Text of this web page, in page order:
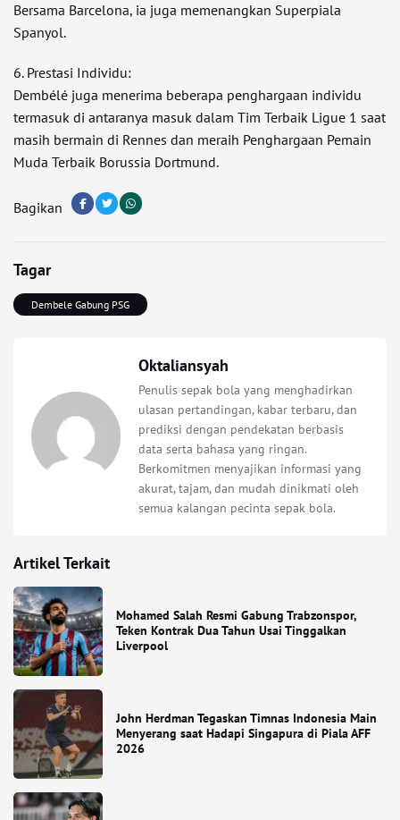
Bersama Barcelona, ia juga memenangkan Superpiala
Spanyol.
6. Prestasi Individu:
Dembélé juga menerima beberapa penghargaan individu
termasuk di antaranya masuk dalam Tim Terbaik Ligue 1 saat
masih bermain di Rennes dan meraih Penghargaan Pemain
Muda Terbaik Borussia Dortmund.
Bagikan
Tagar
Dembele Gabung PSG
Oktaliansyah
Penulis sepak bola yang menghadirkan
ulasan pertandingan, kabar terbaru, dan
prediksi dengan pendekatan berbasis
data serta bahasa yang ringan.
Berkomitmen menyajikan informasi yang
akurat, tajam, dan mudah dinikmati oleh
semua kalangan pecinta sepak bola.
Artikel Terkait
Mohamed Salah Resmi Gabung Trabzonspor,
Teken Kontrak Dua Tahun Usai Tinggalkan
Liverpool
John Herdman Tegaskan Timnas Indonesia Main
Menyerang saat Hadapi Singapura di Piala AFF
2026